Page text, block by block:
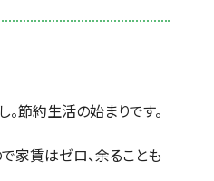
節約生活の始まりです。
家賃はゼロ、余ることも